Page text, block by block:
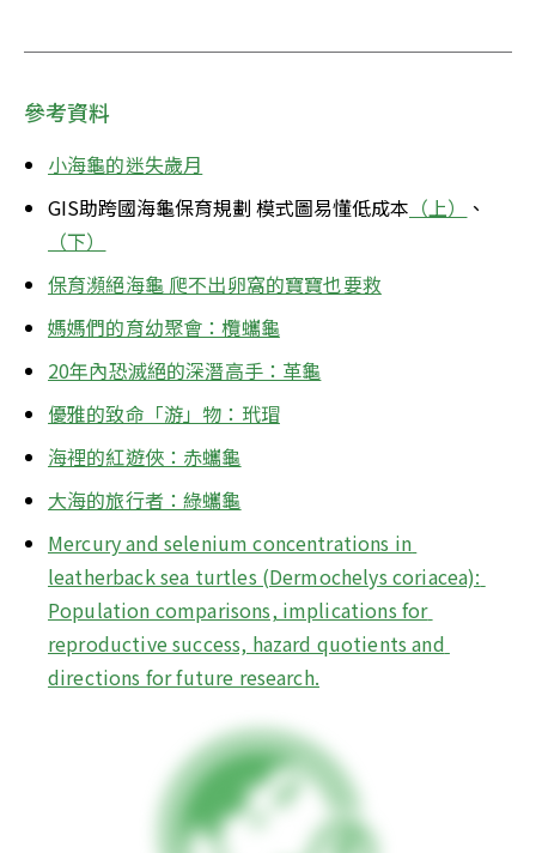
參考資料
小海龜的迷失歲月
GIS助跨國海龜保育規劃 模式圖易懂低成本 （上）
、
（下）
保育瀕絕海龜 爬不出卵窩的寶寶也要救
媽媽們的育幼聚會：欖蠵龜
20年內恐滅絕的深潛高手：革龜
優雅的致命「游」物：玳瑁
海裡的紅遊俠：赤蠵龜
大海的旅行者：綠蠵龜
Mercury and selenium concentrations in
leatherback sea turtles (Dermochelys coriacea):
Population comparisons, implications for
reproductive success, hazard quotients and
directions for future research.